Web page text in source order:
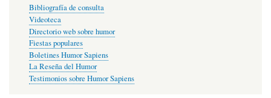
Bibliografía de consulta
Videoteca
Directorio web sobre humor
Fiestas populares
Boletines Humor Sapiens
La Reseña del Humor
Testimonios sobre Humor Sapiens